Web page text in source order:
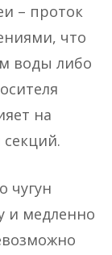
– проток
что
воды либо
на
чугун
и медленно